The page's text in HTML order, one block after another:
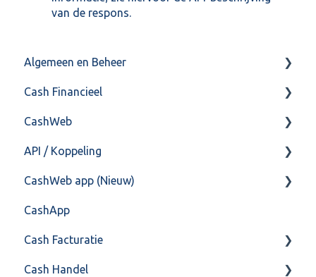
van de respons.
Algemeen en Beheer
Bank(koppeling)
Import/Export
Postbus
Training & Consultancy
Overig
Cash Financieel
Boekhoud
Fiscaal
Overig
CashWeb
CashHero Layout
Mailen vanuit CASHWeb
Algemeen gebruik
API / Koppeling
Algemeen
Api 3.0 (SOAP API)
API 4.0 (REST API)
CashWeb app (Nieuw)
Veel gestelde vragen
CashApp
Cash Facturatie
Factureren
Cash Handel